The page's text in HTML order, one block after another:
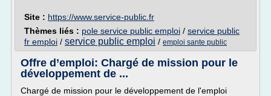
Site : https://www.service-public.fr
Thèmes liés : pole service public emploi / service public
fr emploi / service public emploi / emploi sante public
Offre d’emploi: Chargé de mission pour le
développement de ...
Chargé de mission pour le développement de l'emploi